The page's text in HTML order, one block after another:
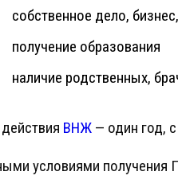
собственное дело,
получение образования
наличие родственных,
ВНЖ — один год,
условиями